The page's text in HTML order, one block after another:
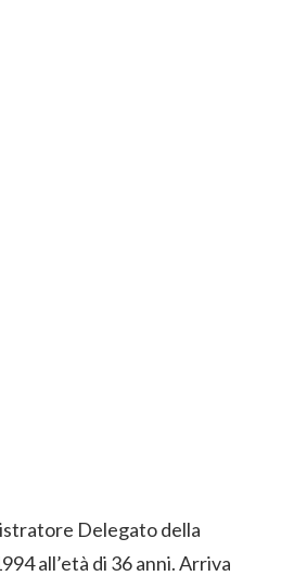
Delegato della
all’età di 36 anni. Arriva